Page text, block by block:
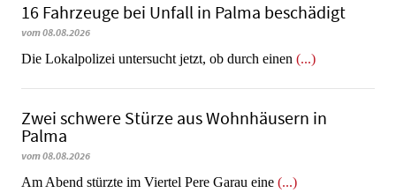
16 Fahrzeuge bei Unfall in Palma beschädigt
vom 08.08.2026
Die Lokalpolizei untersucht jetzt, ob durch einen (...)
Zwei schwere Stürze aus Wohnhäusern in
Palma
vom 08.08.2026
Am Abend stürzte im Viertel Pere Garau eine (...)